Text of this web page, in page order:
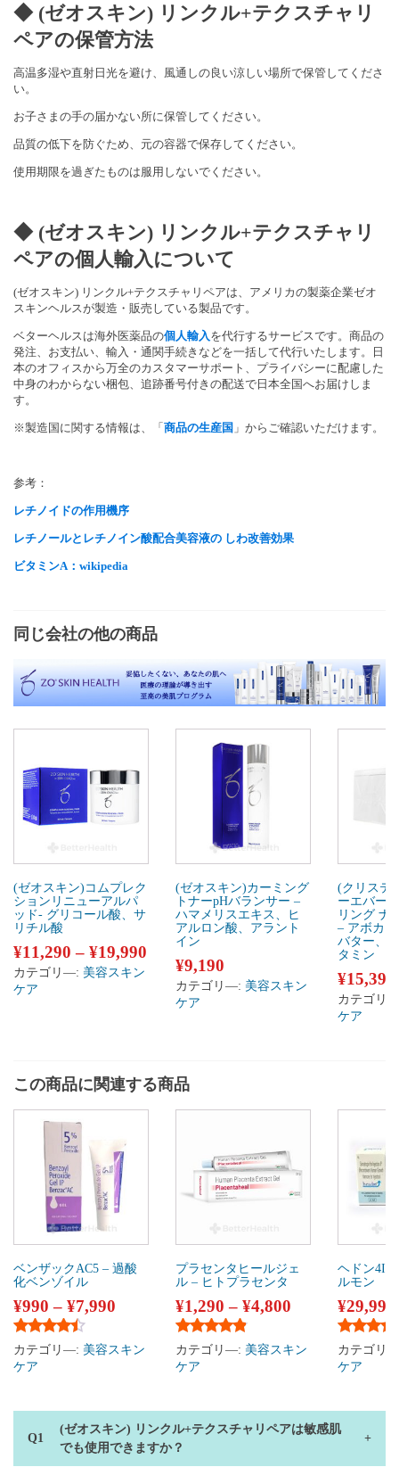
◆ (ゼオスキン) リンクル+テクスチャリ
ペアの保管方法
高温多湿や直射日光を避け、風通しの良い涼しい場所で保管してくださ
い。
お子さまの手の届かない所に保管してください。
品質の低下を防ぐため、元の容器で保存してください。
使用期限を過ぎたものは服用しないでください。
◆ (ゼオスキン) リンクル+テクスチャリ
ペアの個人輸入について
(ゼオスキン) リンクル+テクスチャリペアは、アメリカの製薬企業ゼオ
スキンヘルスが製造・販売している製品です。
ベターヘルスは海外医薬品の個人輸入 を代行するサービスです。商品の
発注、お支払い、輸入・通関手続きなどを一括して代行いたします。日
本のオフィスから万全のカスタマーサポート、プライバシーに配慮した
中身のわからない梱包、追跡番号付きの配送で日本全国へお届けしま
す。
※製造国に関する情報は、「商品の生産国 」からご確認いただけます。
参考：
レチノイドの作用機序
レチノールとレチノイン酸配合美容液の しわ改善効果
ビタミンA：wikipedia
同じ会社の他の商品
(ゼオスキン)コムプレク
ションリニューアルパ
ッド- グリコール酸、サ
リチル酸
¥11,290 – ¥19,990
カテゴリ―: 美容スキン
ケア
(ゼオスキン)カーミング
トナーpHバランサー –
ハマメリスエキス、ヒ
アルロン酸、アラント
イン
¥9,190
カテゴリ―: 美容スキン
ケア
(クリステ
ーエバー
リング ナ
– アボカ
バター、
タミン
¥15,390
カテゴリ
ケア
この商品に関連する商品
ベンザックAC5 – 過酸
化ベンゾイル
¥990 – ¥7,990
5段階中 4.29の評価
カテゴリ―: 美容スキン
ケア
プラセンタヒールジェ
ル – ヒトプラセンタ
¥1,290 – ¥4,800
5段階中 4.67の評価
カテゴリ―: 美容スキン
ケア
ヘドン4IU
ルモン
¥29,990
5段階中
カテゴリ
ケア
(ゼオスキン) リンクル+テクスチャリペアは敏感肌
でも使用できますか？